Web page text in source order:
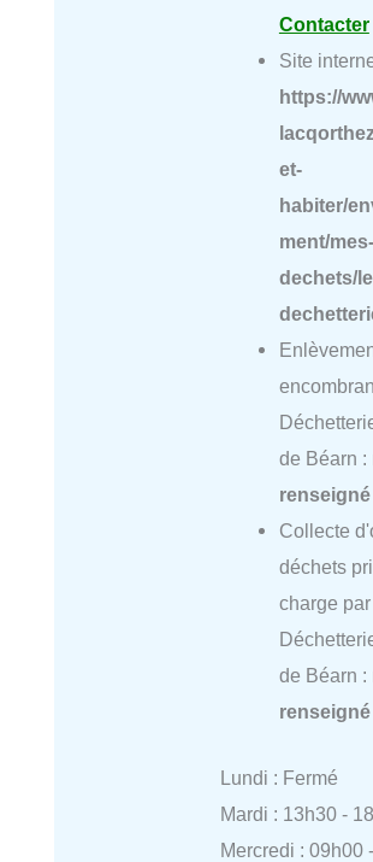
Contacter
Site
https://
et-
habiter/
ment/mes-
dechets/
de Béarn :
renseigné
Collecte
déchets
charge par
de Béarn :
renseigné
Lundi : Fermé
Mardi : 13h30 -
Mercredi : 09h00